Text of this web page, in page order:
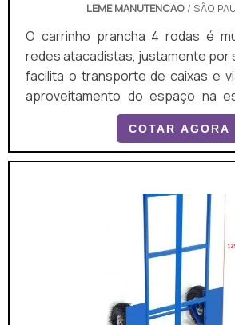
LEME MANUTENCAO/ SÃO
O carrinho prancha 4 rodas é
redes atacadistas, justamente por
facilita o transporte de caixas e
aproveitamento do espaço na
inclusive, contam com cestas
soltos e em menor
algumas características do
estabilidade; Tem uma barra para
locomoção. Ela pode ser
logomarca do estab.
COTAR AGORA